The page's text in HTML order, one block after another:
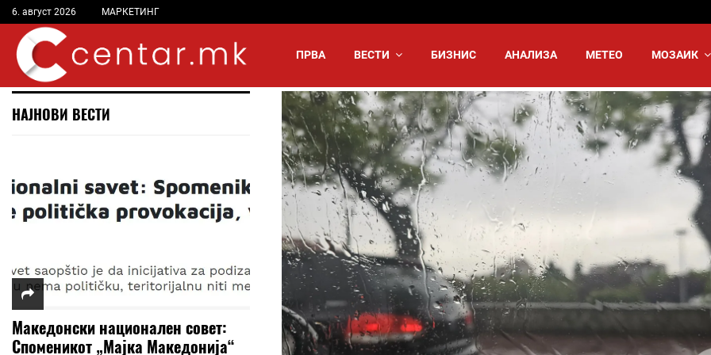
6. август 2026 МАРКЕТИНГ
ПРВА ВЕСТИ БИЗНИС АНАЛИЗА МЕТЕО МОЗАИК
НАЈНОВИ ВЕСТИ
Македонски национален совет:
Споменикот „Мајка Македонија“